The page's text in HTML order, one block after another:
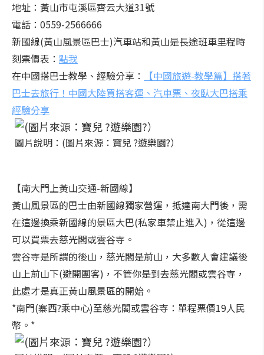
地址：黃山市屯溪區齊云大道31號
電話：0559-2566666
新國線(黃山風景區巴士)汽車站和黃山是長途班車里程時
刻票價表： 點我
在中國搭巴士教學、經驗分享：
【中國旅遊-教學篇】搭著
巴士去旅行！中國大陸買搭客運、汽車票、夜臥大巴搭乘
經驗分享
圖片說明：(圖片來源：寶兒 ?遊樂園?）
【南大門上黃山交通-新國線】
黃山風景區的巴士由新國線獨家營運，抵達南大門後，需
在這邊換乘新國線的景區大巴(私家車禁止進入)，從這邊
可以買票去慈光閣或雲谷寺。
雲谷寺是所謂的後山，慈光閣是前山，大多數人會建議後
山上前山下(避開團客)，不管你是到去慈光閣或雲谷寺，
此處才是真正黃山風景區的開始。
*南門(寨西?乘中心)至慈光閣或雲谷寺：單程票價19人民
幣。*